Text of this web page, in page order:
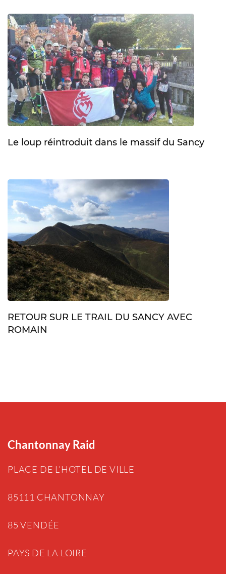
Le loup réintroduit dans le massif du Sancy
RETOUR SUR LE TRAIL DU SANCY AVEC
ROMAIN
Chantonnay Raid
PLACE DE L’HOTEL DE VILLE
85111 CHANTONNAY
85 VENDÉE
PAYS DE LA LOIRE